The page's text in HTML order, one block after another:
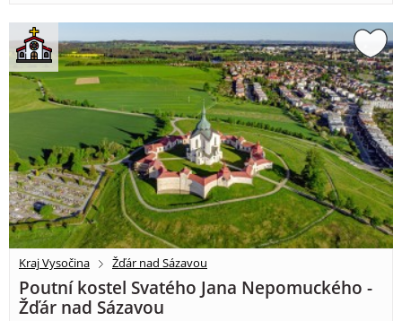
Kraj Vysočina Žďár nad Sázavou
Poutní kostel Svatého Jana Nepomuckého -
Žďár nad Sázavou